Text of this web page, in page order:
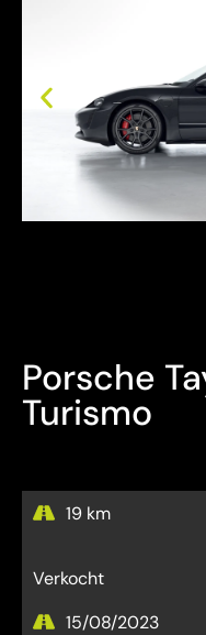
Porsche
Turismo
19 km
Verkocht
15/08/2023